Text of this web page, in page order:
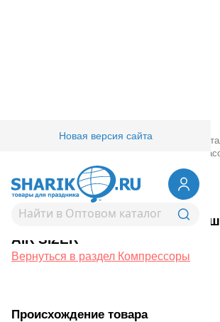
Новая версия сайта
Товары для праздника/ Оптовый
Компрессоры и
Компрессор воздушный TWIN AIR SIZER
1305-0231Компрессор
AIR SIZER
Вернуться в раздел Компрессоры
Происхождение товара